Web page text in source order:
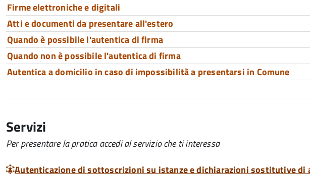
Firme elettroniche e digitali
Atti e documenti da presentare all'estero
Quando è possibile l'autentica di firma
Quando non è possibile l'autentica di firma
Autentica a domicilio in caso di impossibilità a presentarsi in Comune
Servizi
Per presentare la pratica accedi al servizio che ti interessa
Autenticazione di sottoscrizioni su istanze e dichiarazioni sostitutive